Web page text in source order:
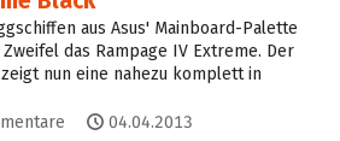
aus Asus' Mainboard-Palette
das Rampage IV Extreme. Der
nun eine nahezu komplett in
04.04.2013